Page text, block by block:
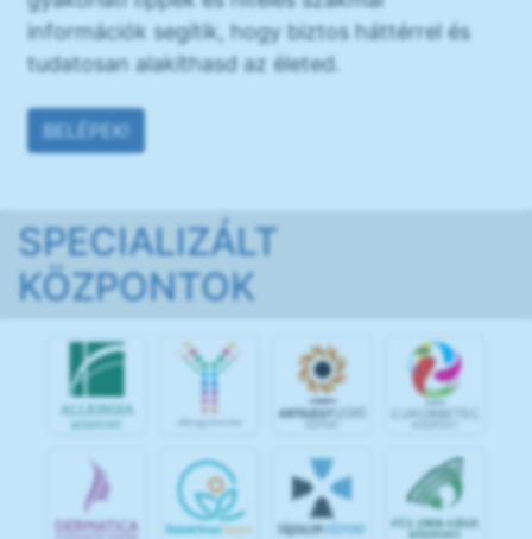
információk segítik, hogy biztos háttérrel és
tudatosan alakíthasd az életed.
BELÉPEK!
SPECIALIZÁLT
KÖZPONTOK